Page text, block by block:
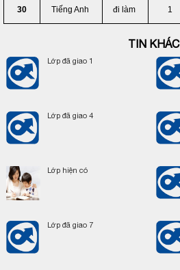
30 Tiếng Anh đi làm 1
TIN KHÁC
Lớp đã giao 1
Lớp đã giao 4
Lớp hiện có
Lớp đã giao 7